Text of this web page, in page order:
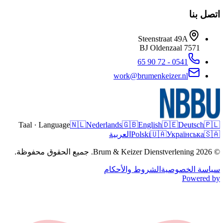
اتصل بنا
Steenstraat 49A
7571 BJ
Oldenzaal
0541 - 72 90 65
work@brumenkeizer.nl
Taal · Language🇳🇱Nederlands🇬🇧English🇩🇪Deutsch🇵🇱
Polski🇺🇦Українська🇸🇦 العربية
© 2026 Brum & Keizer Dienstverlening. جميع الحقوق محفوظة.
سياسة الخصوصية الشروط والأحكام
Powered by